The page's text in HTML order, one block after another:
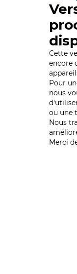
Cette
encore
Pour
nous
ou une
Nous
Merci